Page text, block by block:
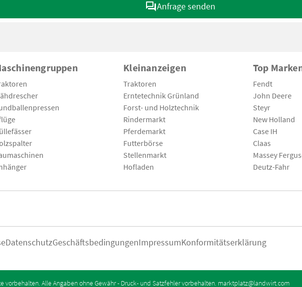
Anfrage senden
Kleinanzeigen
Traktoren
Erntetechnik Grünland
Forst- und Holztechnik
Rindermarkt
Pferdemarkt
Futterbörse
Stellenmarkt
Hofladen
Top
Fendt
John Deere
Steyr
New Holland
Case IH
Claas
Massey
Deutz-Fahr
DatenschutzGeschäftsbedingungenImpressumKonformitätserklärung
Alle Angaben ohne Gewähr - Druck- und Satzfehler vorbehalten. marktplatz@landwirt.com